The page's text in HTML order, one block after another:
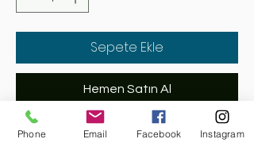
Sepete Ekle
Hemen Satın Al
Detaylı Bilgi İçin İletişime
Phone Email Facebook Instagram